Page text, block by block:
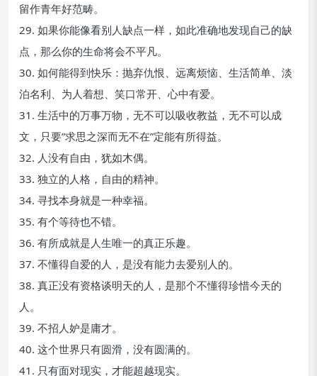
留作青年好范畴。
29. 如果你能像看别人缺点一样，如此准确地发现自己的缺
点，那么你的生命将会不平凡。
30. 如何能得到快乐：抛弃仇恨、远离烦恼、生活简单、淡
泊名利、为人着想、笑口常开、心中有爱。
31. 生活中的万事万物，无不可以吸收教益，无不可以成
文，只要”求思之深而无不在”定能有所得益。
32. 人没有自由，犹如木偶。
33. 独立的人格，自由的精神。
34. 寻找本身就是一种幸福。
35. 有个等待也不错。
36. 有所成就是人生唯一的真正乐趣。
37. 不懂得自爱的人，是没有能力去爱别人的。
38. 真正没有资格谈明天的人，是那个不懂得珍惜今天的
人。
39. 不招人妒是庸才。
40. 这个世界只有圆滑，没有圆满的。
41. 只有面对现实，才能超越现实。